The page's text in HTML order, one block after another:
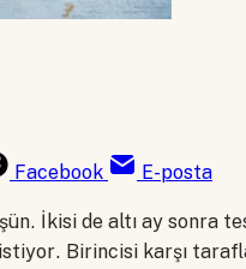
Facebook E-posta
İkisi de altı ay sonra
Birincisi karşı